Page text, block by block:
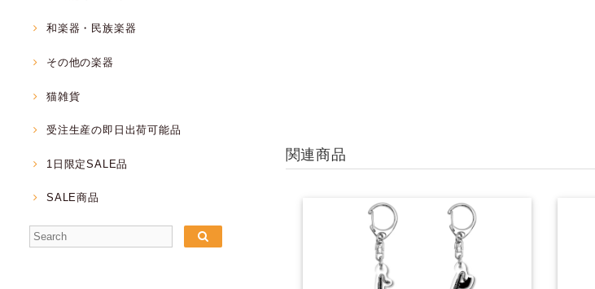
和楽器・民族楽器
その他の楽器
猫雑貨
受注生産の即日出荷可能品
1日限定SALE品
SALE商品
関連商品